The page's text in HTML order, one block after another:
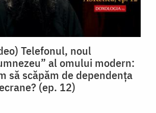
Telefonul, noul
al omului modern:
să scăpăm de dependența
(ep. 12)